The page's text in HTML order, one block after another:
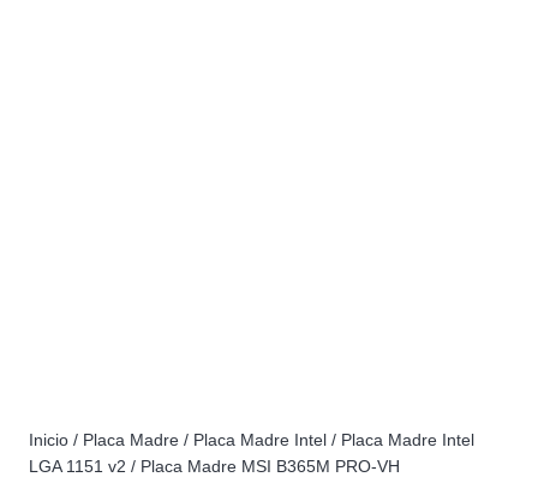
Inicio / Placa Madre / Placa Madre Intel / Placa Madre Intel
LGA 1151 v2 / Placa Madre MSI B365M PRO-VH